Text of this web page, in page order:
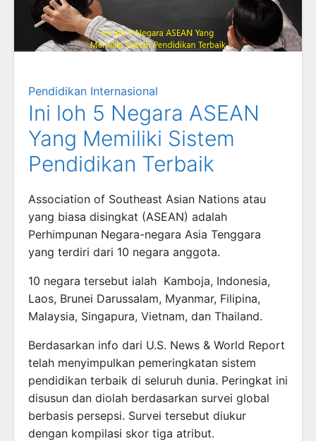
Pendidikan Internasional
Ini loh 5 Negara ASEAN
Yang Memiliki Sistem
Pendidikan Terbaik
Association of Southeast Asian Nations atau
yang biasa disingkat (ASEAN) adalah
Perhimpunan Negara-negara Asia Tenggara
yang terdiri dari 10 negara anggota.
10 negara tersebut ialah Kamboja, Indonesia,
Laos, Brunei Darussalam, Myanmar, Filipina,
Malaysia, Singapura, Vietnam, dan Thailand.
Berdasarkan info dari U.S. News & World Report
telah menyimpulkan pemeringkatan sistem
pendidikan terbaik di seluruh dunia. Peringkat ini
disusun dan diolah berdasarkan survei global
berbasis persepsi. Survei tersebut diukur
dengan kompilasi skor tiga atribut.